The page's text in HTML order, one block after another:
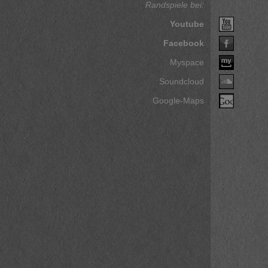
Randspiele bei:
Youtube
Facebook
Myspace
Soundcloud
Google-Maps